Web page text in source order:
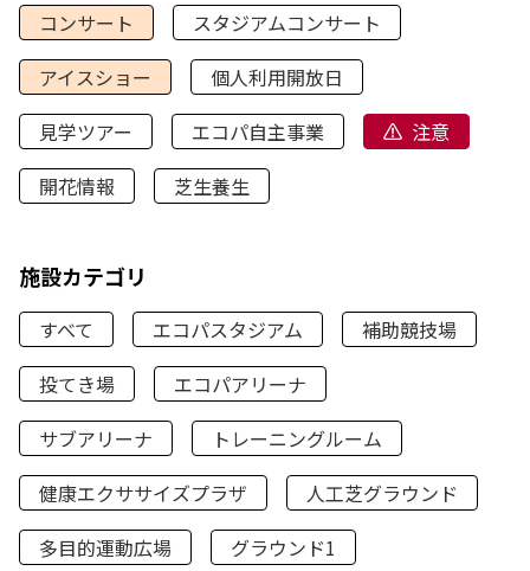
コンサート
スタジアムコンサート
アイスショー
個人利用開放日
見学ツアー
エコパ自主事業
注意
開花情報
芝生養生
施設カテゴリ
すべて エコパスタジアム
補助競技場
投てき場
エコパアリーナ
サブアリーナ
トレーニングルーム
健康エクササイズプラザ
人工芝グラウンド
多目的運動広場
グラウンド1